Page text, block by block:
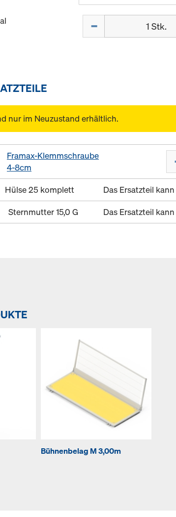
nur im Neuzustand erhältlich.
Framax-Klemmschraube
4-8cm
Hülse 25 komplett Das Ersatzteil
Sternmutter 15,0 G Das Ersatzteil
Bühnenbelag M 3,00m